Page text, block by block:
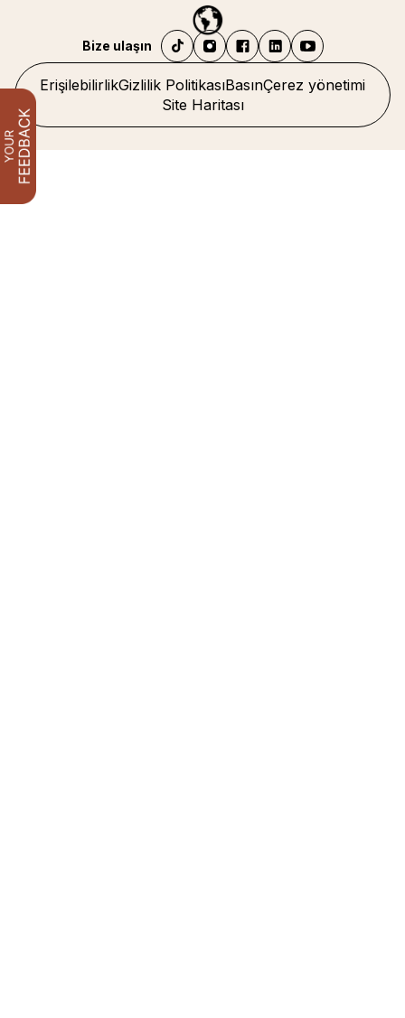
ErişilebilirlikGizlilik PolitikasıBasınÇerez yönetimi
Site Haritası
Bize ulaşın